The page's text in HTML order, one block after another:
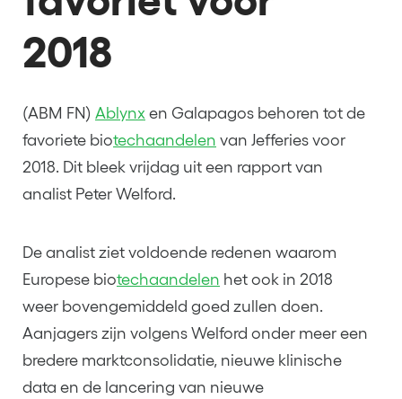
2018
(ABM FN) Ablynx en Galapagos behoren tot de
favoriete biotechaandelen van Jefferies voor
2018. Dit bleek vrijdag uit een rapport van
analist Peter Welford.
De analist ziet voldoende redenen waarom
Europese biotechaandelen het ook in 2018
weer bovengemiddeld goed zullen doen.
Aanjagers zijn volgens Welford onder meer een
bredere marktconsolidatie, nieuwe klinische
data en de lancering van nieuwe